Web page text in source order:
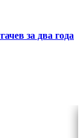
за два года